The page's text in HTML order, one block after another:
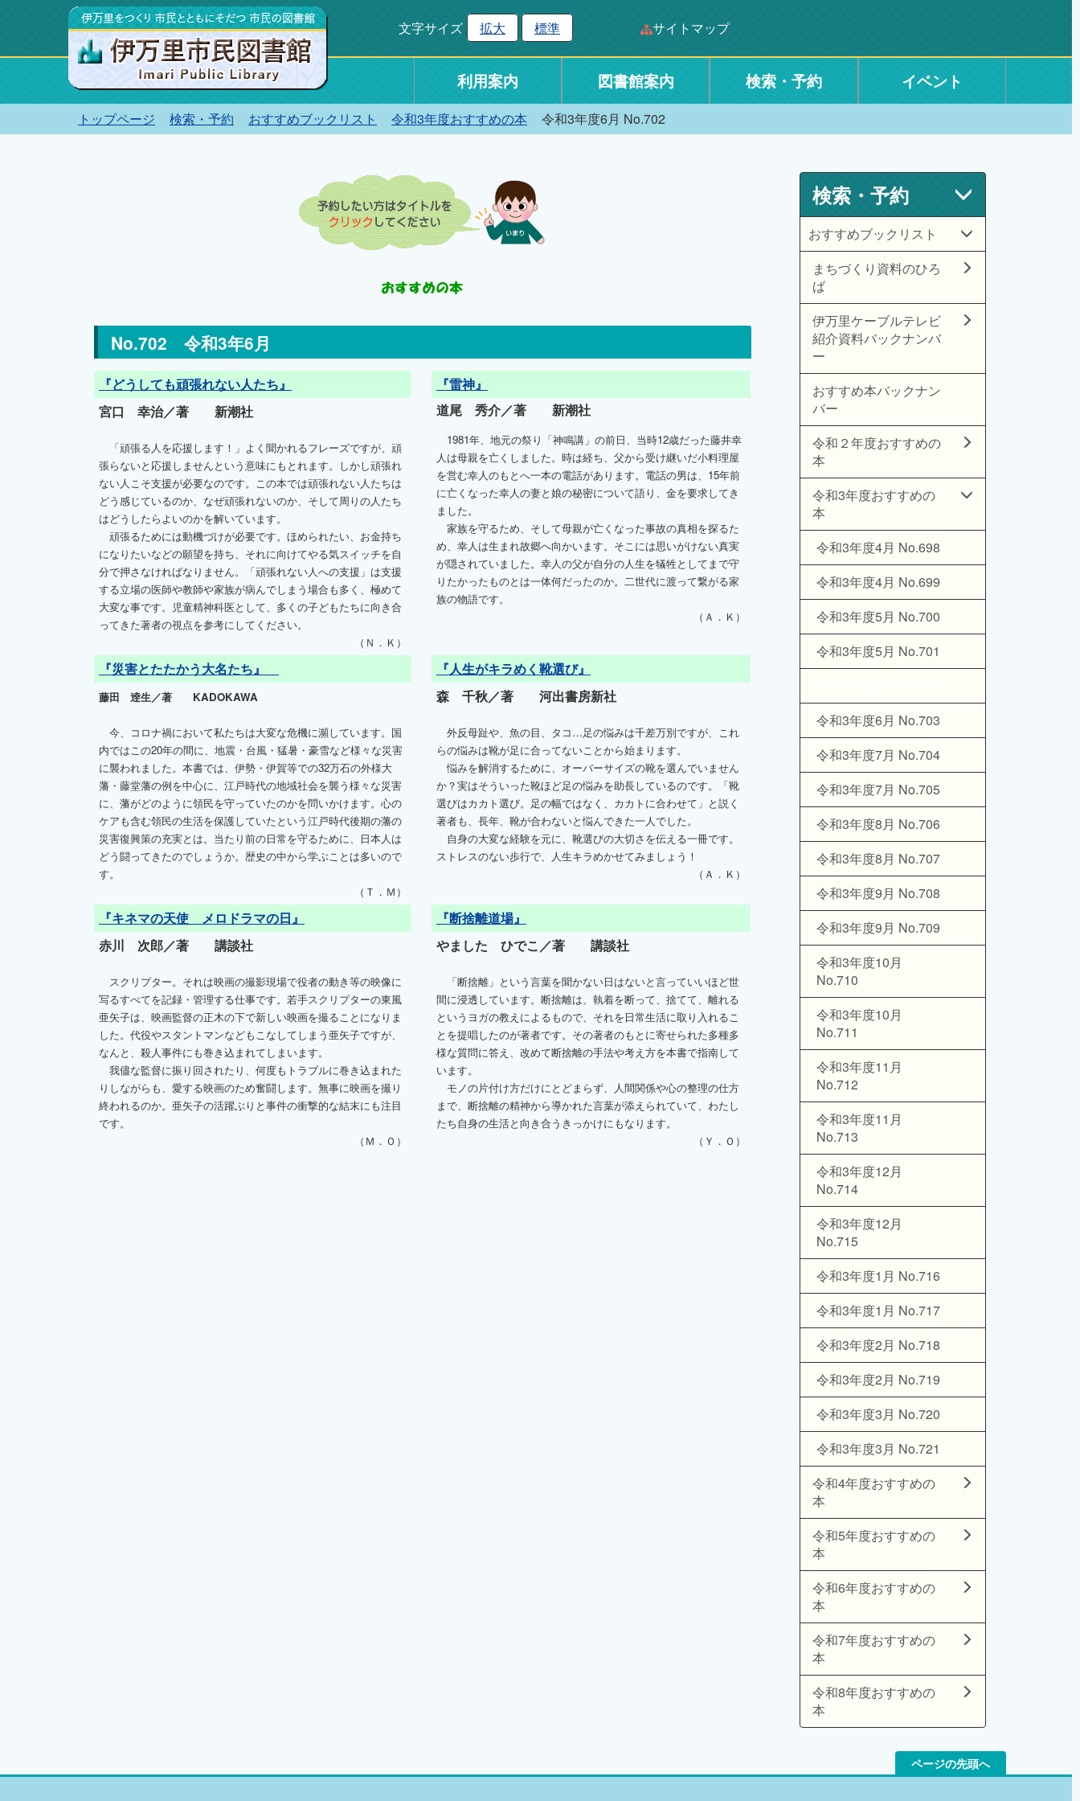
文字サイズ 拡大 標準 サイトマップ
利用案内 図書館案内 検索・予約 イベント
トップページ 検索・予約 おすすめブックリスト 令和3年度おすすめの本 令和3年度6月 No.702
No.702 令和3年6月
『どうしても頑張れない人たち』
『雷神』
宮口 幸治／著 新潮社
「頑張る人を応援します！」よく聞かれるフレーズですが、頑
張らないと応援しませんという意味にもとれます。しかし頑張れ
ない人こそ支援が必要なのです。この本では頑張れない人たちは
どう感じているのか、なぜ頑張れないのか、そして周りの人たち
はどうしたらよいのかを解いています。
頑張るためには動機づけが必要です。ほめられたい、お金持ち
になりたいなどの願望を持ち、それに向けてやる気スイッチを自
分で押さなければなりません。「頑張れない人への支援」は支援
する立場の医師や教師や家族が病んでしまう場合も多く、極めて
大変な事です。児童精神科医として、多くの子どもたちに向き合
ってきた著者の視点を参考にしてください。
（Ｎ．Ｋ）
道尾 秀介／著 新潮社
1981年、地元の祭り「神鳴講」の前日、当時12歳だった藤井幸
人は母親を亡くしました。時は経ち、父から受け継いだ小料理屋
を営む幸人のもとへ一本の電話があります。電話の男は、15年前
に亡くなった幸人の妻と娘の秘密について語り、金を要求してき
ました。
家族を守るため、そして母親が亡くなった事故の真相を探るた
め、幸人は生まれ故郷へ向かいます。そこには思いがけない真実
が隠されていました。幸人の父が自分の人生を犠牲としてまで守
りたかったものとは一体何だったのか。二世代に渡って繋がる家
族の物語です。
（Ａ．Ｋ）
『災害とたたかう大名たち』 『人生がキラめく靴選び』
藤田 逹生／著 KADOKAWA
今、コロナ禍において私たちは大変な危機に瀕しています。国
内ではこの20年の間に、地震・台風・猛暑・豪雪など様々な災害
に襲われました。本書では、伊勢・伊賀等での32万石の外様大
藩・藤堂藩の例を中心に、江戸時代の地域社会を襲う様々な災害
に、藩がどのように領民を守っていたのかを問いかけます。心の
ケアも含む領民の生活を保護していたという江戸時代後期の藩の
災害復興策の充実とは。当たり前の日常を守るために、日本人は
どう闘ってきたのでしょうか。歴史の中から学ぶことは多いので
す。
（Ｔ．Ｍ）
森 千秋／著 河出書房新社
外反母趾や、魚の目、タコ…足の悩みは千差万別ですが、これ
らの悩みは靴が足に合ってないことから始まります。
悩みを解消するために、オーバーサイズの靴を選んでいません
か？実はそういった靴ほど足の悩みを助長しているのです。「靴
選びはカカト選び。足の幅ではなく、カカトに合わせて」と説く
著者も、長年、靴が合わないと悩んできた一人でした。
自身の大変な経験を元に、靴選びの大切さを伝える一冊です。
ストレスのない歩行で、人生キラめかせてみましょう！
（Ａ．Ｋ）
『キネマの天使 メロドラマの日』
『断捨離道場』
赤川 次郎／著 講談社
スクリプター。それは映画の撮影現場で役者の動き等の映像に
写るすべてを記録・管理する仕事です。若手スクリプターの東風
亜矢子は、映画監督の正木の下で新しい映画を撮ることになりま
した。代役やスタントマンなどもこなしてしまう亜矢子ですが、
なんと、殺人事件にも巻き込まれてしまいます。
我儘な監督に振り回されたり、何度もトラブルに巻き込まれた
りしながらも、愛する映画のため奮闘します。無事に映画を撮り
終われるのか。亜矢子の活躍ぶりと事件の衝撃的な結末にも注目
です。
（Ｍ．Ｏ）
やました ひでこ／著 講談社
「断捨離」という言葉を聞かない日はないと言っていいほど世
間に浸透しています。断捨離は、執着を断って、捨てて、離れる
というヨガの教えによるもので、それを日常生活に取り入れるこ
とを提唱したのが著者です。その著者のもとに寄せられた多種多
様な質問に答え、改めて断捨離の手法や考え方を本書で指南して
います。
モノの片付け方だけにとどまらず、人間関係や心の整理の仕方
まで、断捨離の精神から導かれた言葉が添えられていて、わたし
たち自身の生活と向き合うきっかけにもなります。
（Ｙ．Ｏ）
検索・予約
おすすめブックリスト
まちづくり資料のひろ
ば
伊万里ケーブルテレビ
紹介資料バックナンバ
ー
おすすめ本バックナン
バー
令和２年度おすすめの
本
令和3年度おすすめの
本
令和3年度4月 No.698
令和3年度4月 No.699
令和3年度5月 No.700
令和3年度5月 No.701
令和3年度6月 No.703
令和3年度7月 No.704
令和3年度7月 No.705
令和3年度8月 No.706
令和3年度8月 No.707
令和3年度9月 No.708
令和3年度9月 No.709
令和3年度10月
No.710
令和3年度10月
No.711
令和3年度11月
No.712
令和3年度11月
No.713
令和3年度12月
No.714
令和3年度12月
No.715
令和3年度1月 No.716
令和3年度1月 No.717
令和3年度2月 No.718
令和3年度2月 No.719
令和3年度3月 No.720
令和3年度3月 No.721
令和4年度おすすめの
本
令和5年度おすすめの
本
令和6年度おすすめの
本
令和7年度おすすめの
本
令和8年度おすすめの
本
ページの先頭へ